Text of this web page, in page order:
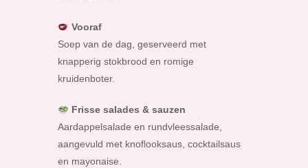
Vooraf
Soep van de dag, geserveerd met
knapperig stokbrood en romige
kruidenboter.
Frisse salades & sauzen
Aardappelsalade en rundvleessalade,
aangevuld met knoflooksaus, cocktailsaus
en mayonaise.